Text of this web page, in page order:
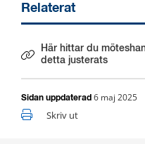
Relaterat
Här hittar du
detta justerats
Länk till annan
Sidan uppdaterad 6 maj 2025
Skriv ut